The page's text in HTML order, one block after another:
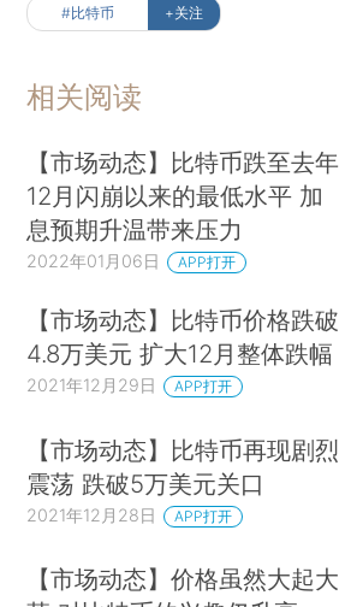
#比特币 +关注
相关阅读
【市场动态】比特币跌至去年
12月闪崩以来的最低水平 加
息预期升温带来压力
2022年01月06日 APP打开
【市场动态】比特币价格跌破
4.8万美元 扩大12月整体跌幅
2021年12月29日 APP打开
【市场动态】比特币再现剧烈
震荡 跌破5万美元关口
2021年12月28日 APP打开
【市场动态】价格虽然大起大